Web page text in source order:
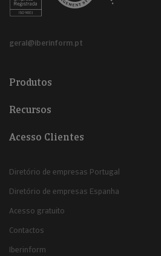
geral@iberinform.pt
Produtos
Recursos
Acesso Clientes
Diretório de empresas Portugal
Diretório de empresas Espanha
Acesso gratuito
Contactos
Iberinform